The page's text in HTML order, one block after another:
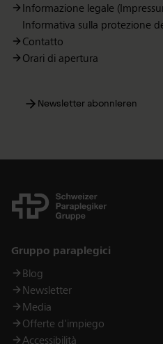
Informazione legale
Informativa sulla protezione
Contatto
Orari di apertura
Newsletter abonnieren
Links
Gruppo paraplegici
Blog
Newsletter
Media
Offerte d'impiego
Accessibilità